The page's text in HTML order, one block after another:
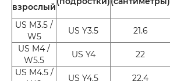
взрослый
US M3.5 /
W5
US Y3.5 21.6
US M4 /
W5.5
US Y4 22
US M4.5 /
US Y4.5 22.4